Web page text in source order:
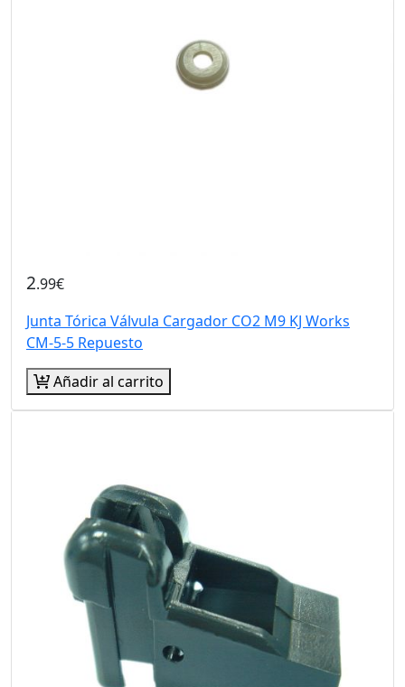
2.99€
Junta Tórica Válvula Cargador CO2 M9 KJ Works
CM-5-5 Repuesto
Añadir al carrito